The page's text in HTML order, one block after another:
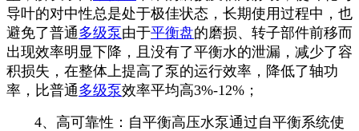
导叶的对中性总是处于极佳状态，长期使用过程中，也
避免了普通多级泵由于平衡盘的磨损、转子部件前移而
出现效率明显下降，且没有了平衡水的泄漏，减少了容
积损失，在整体上提高了泵的运行效率，降低了轴功
率，比普通多级泵效率平均高3%-12%；
4、高可靠性：自平衡高压水泵通过自平衡系统使